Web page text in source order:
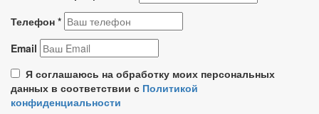
Телефон *
Email
Я соглашаюсь на обработку моих персональных
данных в соответствии с Политикой
конфиденциальности